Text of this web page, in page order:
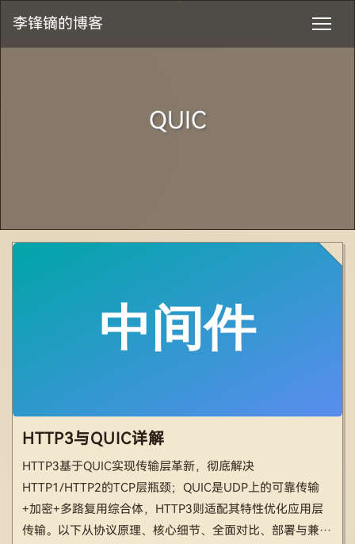
李锋镝的博客
QUIC
HTTP3与QUIC详解
HTTP3基于QUIC实现传输层革新，彻底解决
HTTP1/HTTP2的TCP层瓶颈；QUIC是UDP上的可靠传输
+加密+多路复用综合体，HTTP3则适配其特性优化应用层
传输。以下从协议原理、核心细节、全面对比、部署与兼容